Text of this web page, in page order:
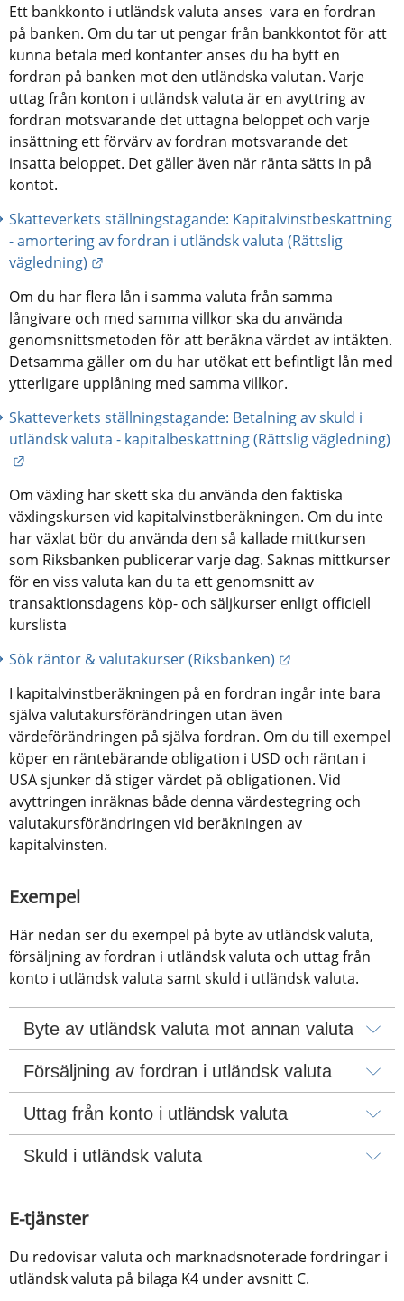
Ett bankkonto i utländsk valuta anses  vara en fordran
på banken. Om du tar ut pengar från bankkontot för att
kunna betala med kontanter anses du ha bytt en
fordran på banken mot den utländska valutan. Varje
uttag från konton i utländsk valuta är en avyttring av
fordran motsvarande det uttagna beloppet och varje
insättning ett förvärv av fordran motsvarande det
insatta beloppet. Det gäller även när ränta sätts in på
kontot.
Skatteverkets ställningstagande: Kapitalvinstbeskattning
- amortering av fordran i utländsk valuta (Rättslig
vägledning)
Om du har flera lån i samma valuta från samma
långivare och med samma villkor ska du använda
genomsnittsmetoden för att beräkna värdet av intäkten.
Detsamma gäller om du har utökat ett befintligt lån med
ytterligare upplåning med samma villkor.
Skatteverkets ställningstagande: Betalning av skuld i
utländsk valuta - kapitalbeskattning (Rättslig vägledning)
Om växling har skett ska du använda den faktiska
växlingskursen vid kapitalvinstberäkningen. Om du inte
har växlat bör du använda den så kallade mittkursen
som Riksbanken publicerar varje dag. Saknas mittkurser
för en viss valuta kan du ta ett genomsnitt av
transaktionsdagens köp- och säljkurser enligt officiell
kurslista
Sök räntor & valutakurser (Riksbanken)
I kapitalvinstberäkningen på en fordran ingår inte bara
själva valutakursförändringen utan även
värdeförändringen på själva fordran. Om du till exempel
köper en räntebärande obligation i USD och räntan i
USA sjunker då stiger värdet på obligationen. Vid
avyttringen inräknas både denna värdestegring och
valutakursförändringen vid beräkningen av
kapitalvinsten.
Exempel
Här nedan ser du exempel på byte av utländsk valuta,
försäljning av fordran i utländsk valuta och uttag från
konto i utländsk valuta samt skuld i utländsk valuta.
Byte av utländsk valuta mot annan valuta
Försäljning av fordran i utländsk valuta
Uttag från konto i utländsk valuta
Skuld i utländsk valuta
​E-tjänster
Du redovisar valuta och marknadsnoterade fordringar i
utländsk valuta på bilaga K4 under avsnitt C.